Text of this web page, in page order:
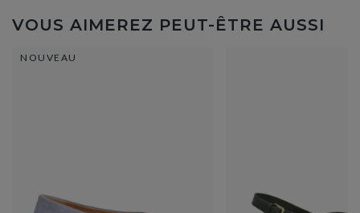
VOUS AIMEREZ PEUT-ÊTRE AUSSI
NOUVEAU